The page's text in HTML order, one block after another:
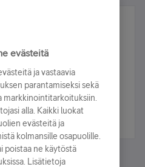
ja voita!
mukana arvonnassa.
evästeitä
ja vastaavia
parantamiseksi sekä
markkinointitarkoituksiin.
alla. Kaikki luokat
evästeitä ja
kolmansille osapuolille.
poistaa ne käytöstä
Lisätietoja